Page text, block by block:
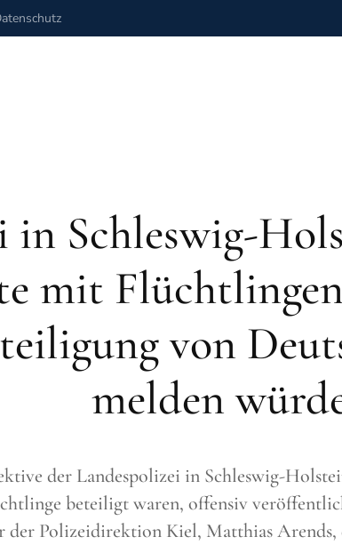
in Schleswig-
mit
von
melden
der Landespolizei in Schleswig-
beteiligt waren, offensiv
der Polizeidirektion Kiel, Matthias